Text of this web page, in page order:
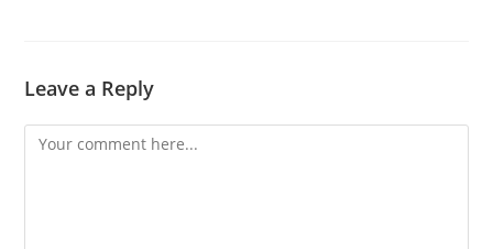
Leave a Reply
Comment